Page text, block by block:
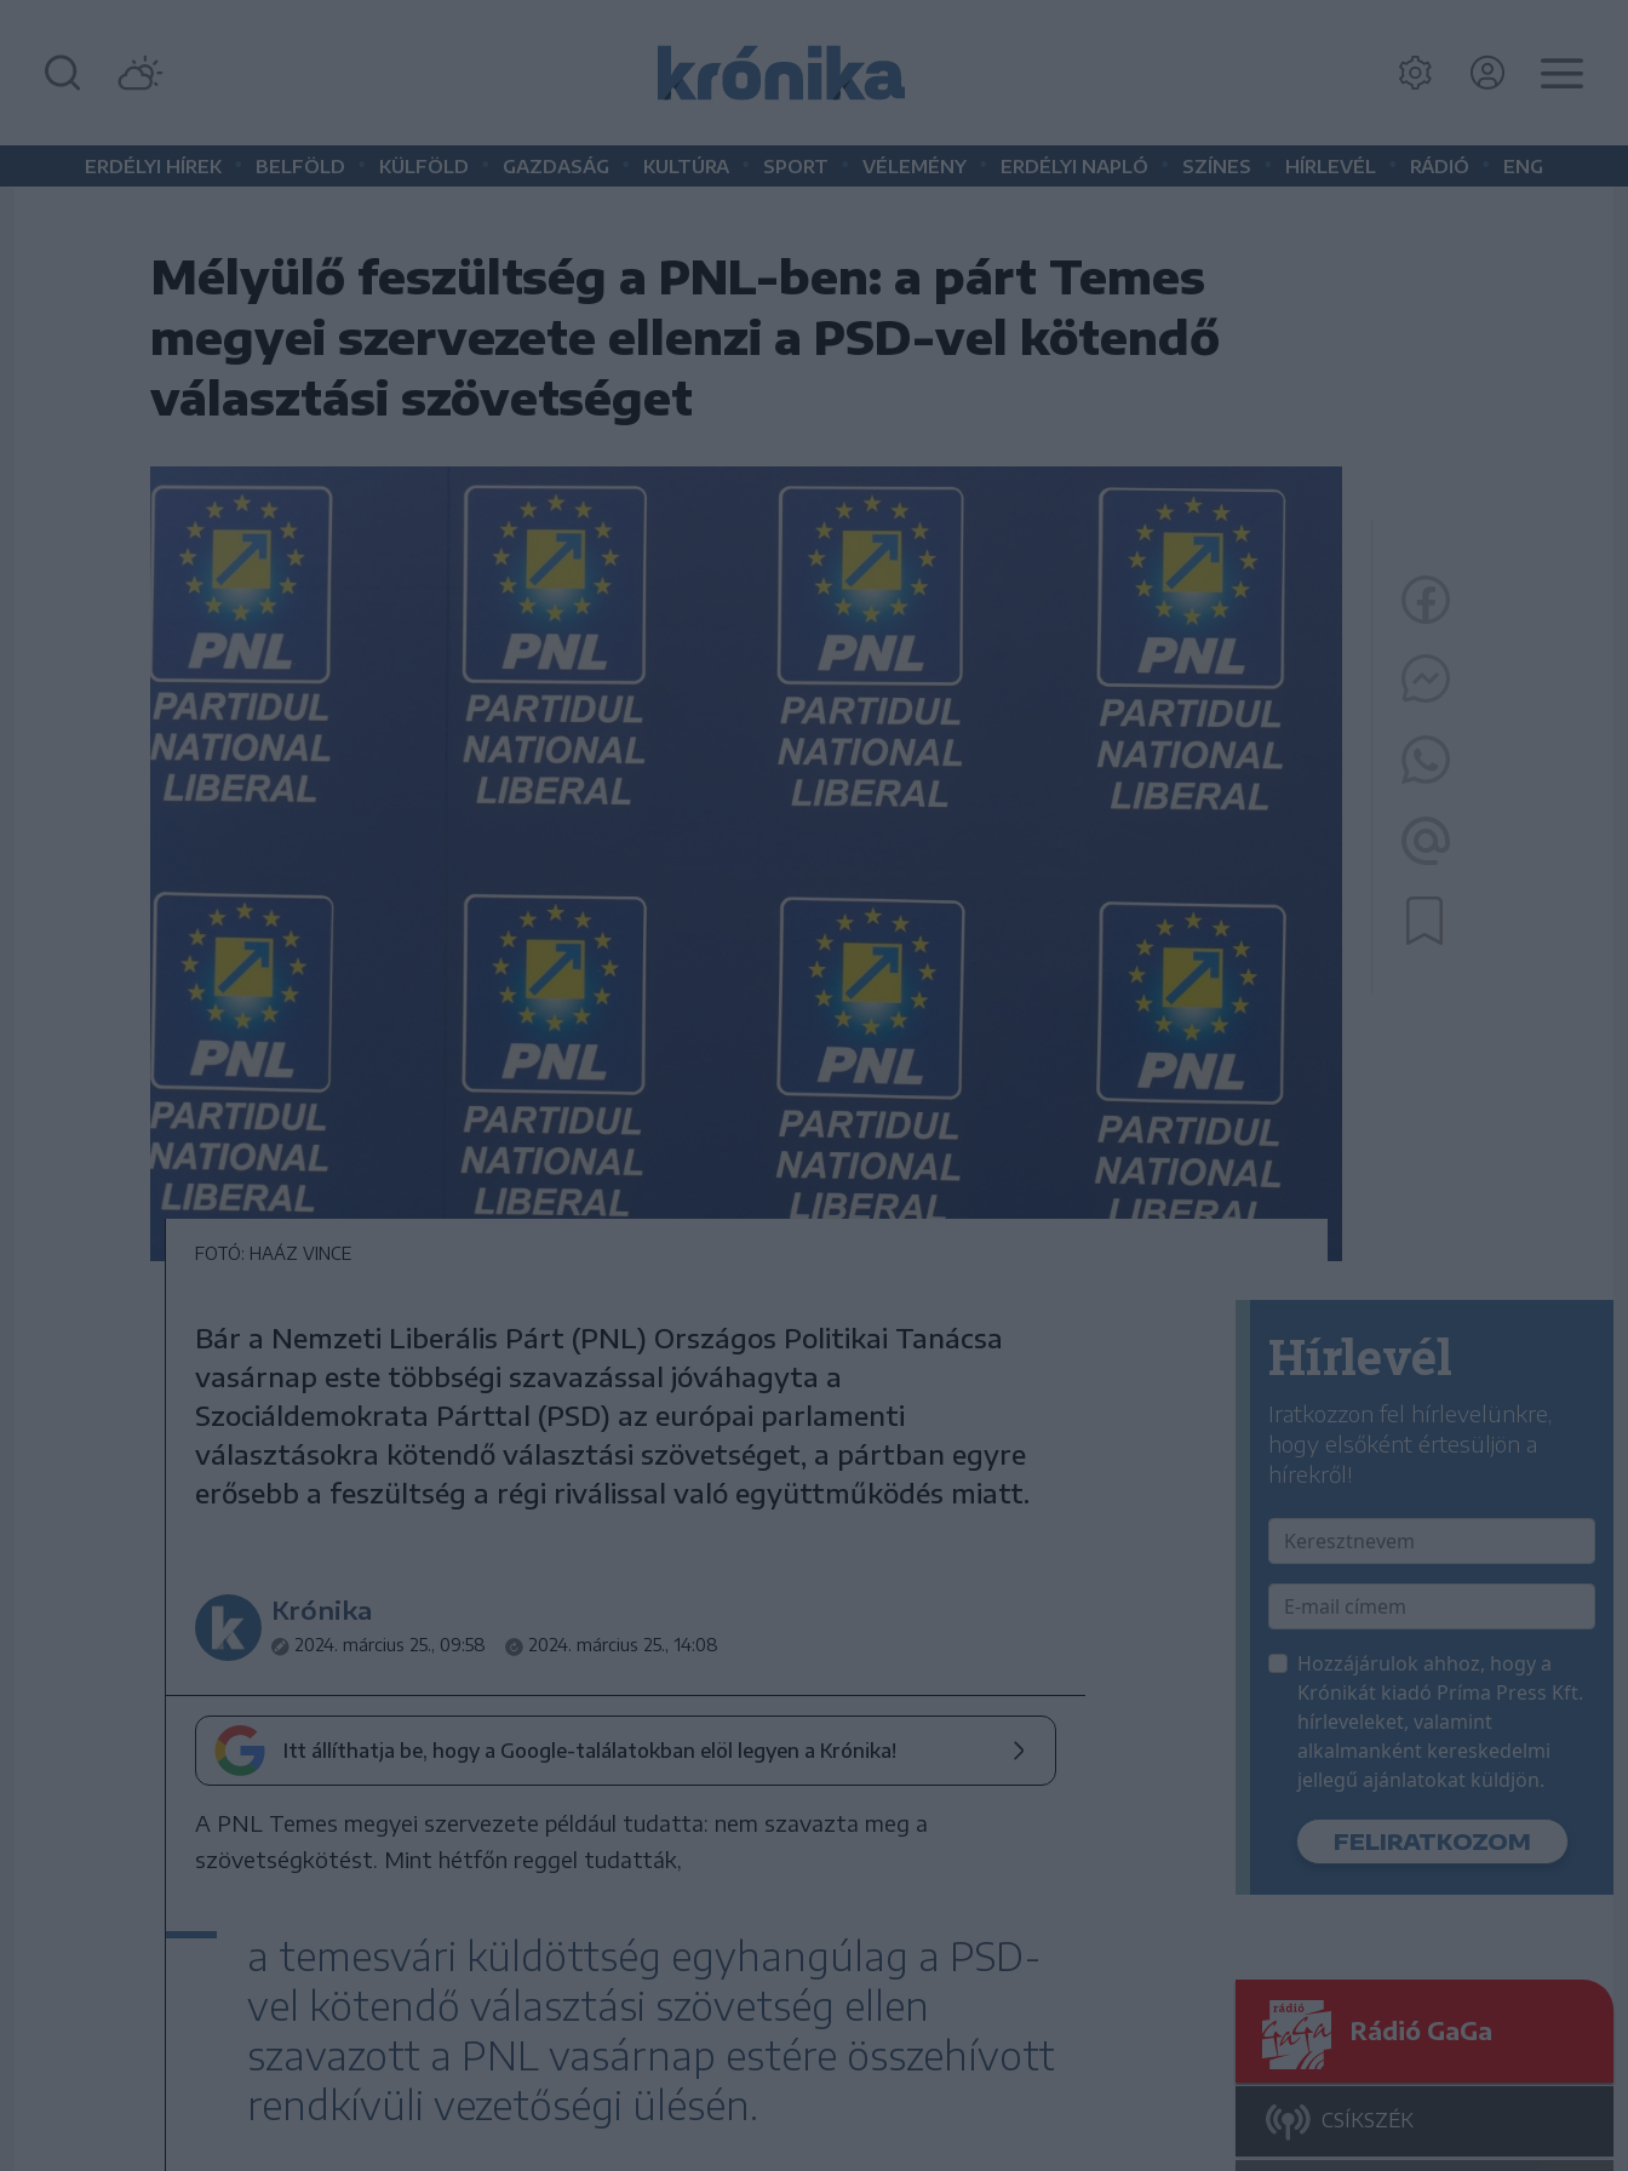
ERDÉLYI HÍREK BELFÖLD KÜLFÖLD GAZDASÁG KULTÚRA SPORT VÉLEMÉNY ERDÉLYI NAPLÓ SZÍNES HÍRLEVÉL RÁDIÓ ENG
Mélyülő feszültség a PNL-ben: a párt Temes
megyei szervezete ellenzi a PSD-vel kötendő
választási szövetséget
FOTÓ: HAÁZ VINCE
Bár a Nemzeti Liberális Párt (PNL) Országos Politikai Tanácsa
vasárnap este többségi szavazással jóváhagyta a
Szociáldemokrata Párttal (PSD) az európai parlamenti
választásokra kötendő választási szövetséget, a pártban egyre
erősebb a feszültség a régi riválissal való együttműködés miatt.
Krónika
2024. március 25., 09:58 2024. március 25., 14:08
Itt állíthatja be, hogy a Google-találatokban elöl legyen a Krónika!
A PNL Temes megyei szervezete például tudatta: nem szavazta meg a
szövetségkötést. Mint hétfőn reggel tudatták,
a temesvári küldöttség egyhangúlag a PSD-
vel kötendő választási szövetség ellen
szavazott a PNL vasárnap estére összehívott
rendkívüli vezetőségi ülésén.
Hírlevél
Iratkozzon fel hírlevelünkre,
hogy elsőként értesüljön a
hírekről!
Hozzájárulok ahhoz, hogy a
Krónikát kiadó Príma Press Kft.
hírleveleket, valamint
alkalmanként kereskedelmi
jellegű ajánlatokat küldjön.
Rádió GaGa
CSÍKSZÉK